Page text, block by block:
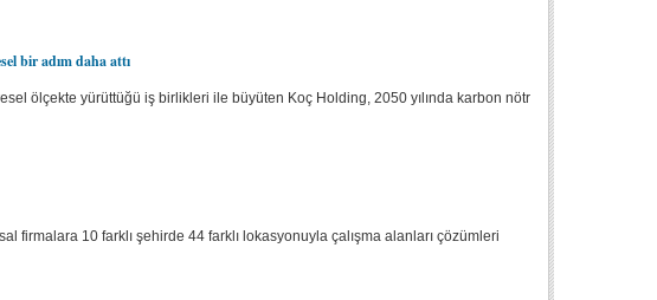
bir adım daha attı
ölçekte yürüttüğü iş birlikleri ile büyüten Koç Holding, 2050 yılında karbon nötr
firmalara 10 farklı şehirde 44 farklı lokasyonuyla çalışma alanları çözümleri